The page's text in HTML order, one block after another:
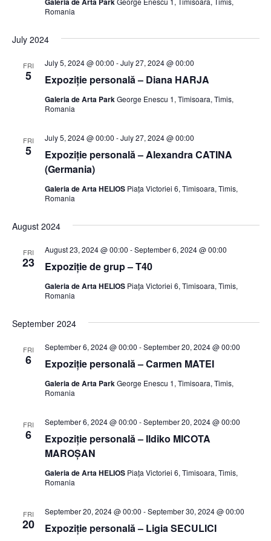
Romania
July 2024
FRI
5 Expoziție personală – Diana HARJA
July 5, 2024 @ 00:00 -July 27, 2024 @ 00:00
Galeria de Arta Park George Enescu 1, Timisoara, Timis,
Romania
FRI
5
Expoziție personală – Alexandra CATINA
(Germania)
July 5, 2024 @ 00:00 -July 27, 2024 @ 00:00
Galeria de Arta HELIOS Piața Victoriei 6, Timisoara, Timis,
Romania
August 2024
FRI
23 Expoziție de grup – T40
August 23, 2024 @ 00:00 -September 6, 2024 @ 00:00
Galeria de Arta HELIOS Piața Victoriei 6, Timisoara, Timis,
Romania
September 2024
FRI
6 Expoziție personală – Carmen MATEI
September 6, 2024 @ 00:00 -September 20, 2024 @ 00:00
Galeria de Arta Park George Enescu 1, Timisoara, Timis,
Romania
FRI
6
Expoziție personală – Ildiko MICOTA
MAROȘAN
September 6, 2024 @ 00:00 -September 20, 2024 @ 00:00
Galeria de Arta HELIOS Piața Victoriei 6, Timisoara, Timis,
Romania
FRI
20 Expoziție personală – Ligia SECULICI
September 20, 2024 @ 00:00 -September 30, 2024 @ 00:00